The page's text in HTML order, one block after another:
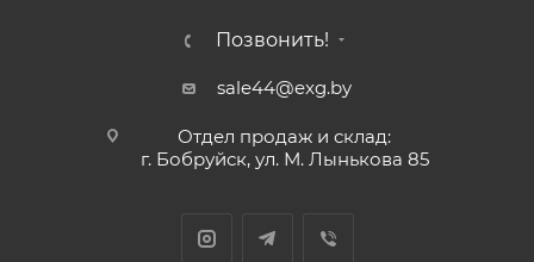
Позвонить!
sale44@exg.by
Отдел продаж и склад:
г. Бобруйск, ул. М. Лынькова 85